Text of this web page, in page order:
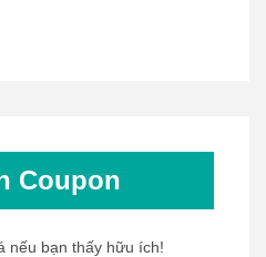
Coupon
nếu bạn thấy hữu ích!